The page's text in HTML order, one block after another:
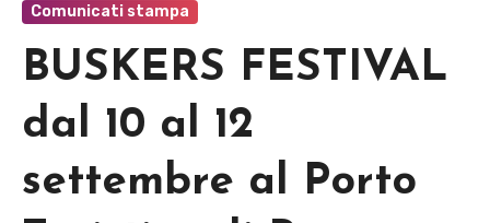
Comunicati stampa
BUSKERS FESTIVAL
dal 10 al 12
settembre al Porto